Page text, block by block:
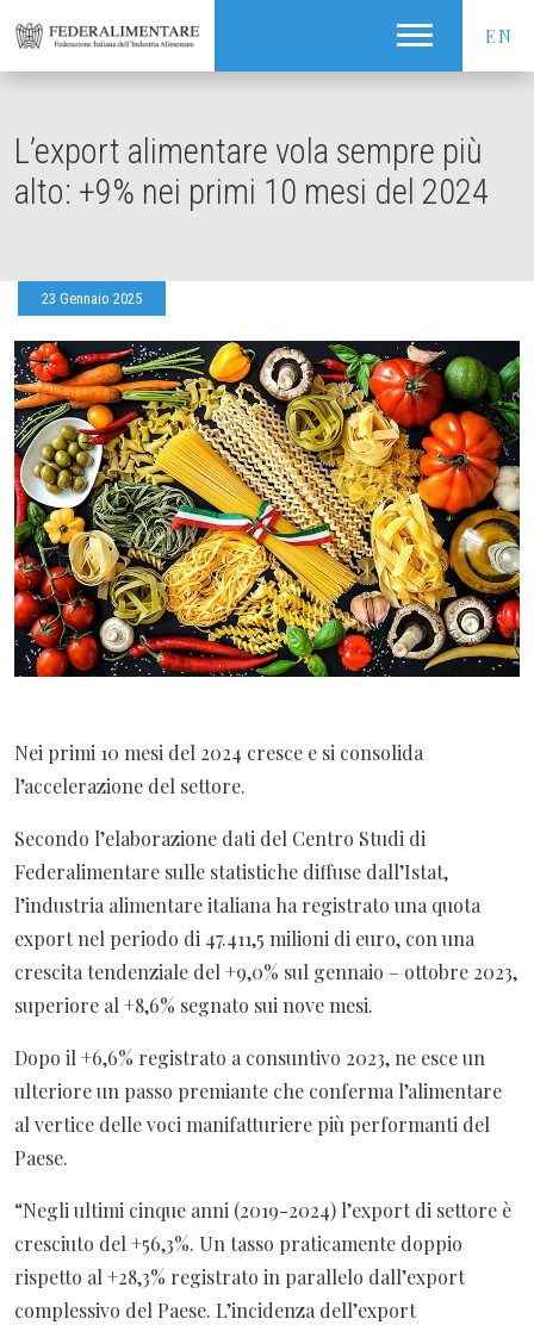
EN
L’export alimentare vola sempre più
alto: +9% nei primi 10 mesi del 2024
23 Gennaio 2025
Nei primi 10 mesi del 2024 cresce e si consolida
l’accelerazione del settore.
Secondo l’elaborazione dati del Centro Studi di
Federalimentare sulle statistiche diffuse dall’Istat,
l’industria alimentare italiana ha registrato una quota
export nel periodo di 47.411,5 milioni di euro, con una
crescita tendenziale del +9,0% sul gennaio – ottobre 2023,
superiore al +8,6% segnato sui nove mesi.
Dopo il +6,6% registrato a consuntivo 2023, ne esce un
ulteriore un passo premiante che conferma l’alimentare
al vertice delle voci manifatturiere più performanti del
Paese.
“Negli ultimi cinque anni (2019-2024) l’export di settore è
cresciuto del +56,3%. Un tasso praticamente doppio
rispetto al +28,3% registrato in parallelo dall’export
complessivo del Paese. L’incidenza dell’export